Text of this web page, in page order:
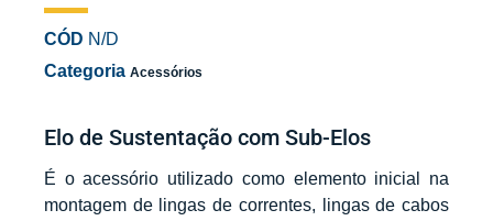
CÓD N/D
Categoria Acessórios
Elo de Sustentação com Sub-Elos
É o acessório utilizado como elemento inicial na
montagem de lingas de correntes, lingas de cabos